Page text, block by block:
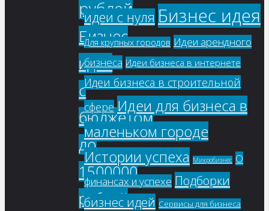
рублей
Бизнес
идеи
с
бюджетом
до
1500000
рублей
идеи с нуля Бизнес идея
Для крупных городов Идеи арендного
бизнеса Идеи бизнеса в интернете
Идеи бизнеса в строительной
сфере Идеи для бизнеса в
маленьком городе
Истории успеха Микробизнес О
финансах и успехе Подборки
бизнес идей Сервисы для бизнеса